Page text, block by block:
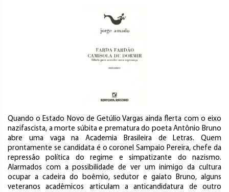
Quando o Estado Novo de Getúlio Vargas ainda flerta com o eixo
nazifascista, a morte súbita e prematura do poeta Antônio Bruno
abre uma vaga na Academia Brasileira de Letras. Quem
prontamente se candidata é o coronel Sampaio Pereira, chefe da
repressão política do regime e simpatizante do nazismo.
Alarmados com a possibilidade de ver um inimigo da cultura
ocupar a cadeira do boêmio, sedutor e gaiato Bruno, alguns
veteranos acadêmicos articulam a anticandidatura de outro